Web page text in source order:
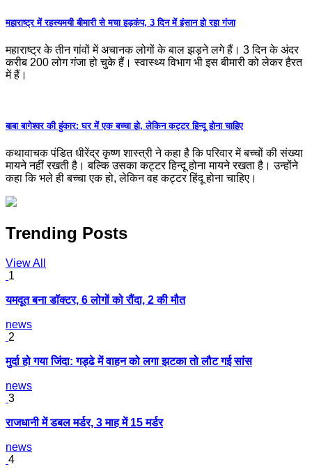
महाराष्ट्र में रहस्यमयी बीमारी से मचा हड़कंप, 3 दिन में इंसान हो रहा गंजा
महाराष्ट्र के तीन गांवों में अचानक लोगों के बाल झड़ने लगे हैं। 3 दिन के अंदर
करीब 200 लोग गंजा हो चुके हैं। स्वास्थ्य विभाग भी इस बीमारी को लेकर हैरत
में हैं।
बाबा बागेश्वर की हुंकार: घर में एक बच्चा हो, लेकिन कट्टर हिन्दू होना चाहिए
कथावाचक पंडित धीरेंद्र कृष्ण शास्त्री ने कहा है कि परिवार में बच्चों की संख्या
मायने नहीं रखती है। बल्कि उसका कट्टर हिन्दू होना मायने रखता है। उन्होंने
कहा कि भले ही बच्चा एक हो, लेकिन वह कट्टर हिंदू होना चाहिए।
Trending Posts
View All
1
यमदूत बना डॉक्टर, 6 लोगों को रौंदा, 2 की मौत
news
2
मुर्दा हो गया जिंदा: गड्ढे में वाहन को लगा झटका तो लौट गई सांस
news
3
राजधानी में डबल मर्डर, 3 माह में 15 मर्डर
news
4